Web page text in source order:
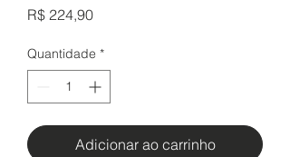
R$ 224,90Preço
Quantidade *
Adicionar ao carrinho